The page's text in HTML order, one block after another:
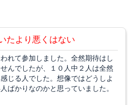
たより悪くはない
れて参加しました。全然期待はし
んでしたが、１０人中２人は全然
じる人でした。想像ではどうしよ
ばかりなのかと思っていました。